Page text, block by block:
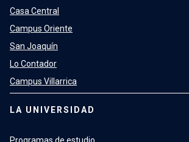
Casa Central
Campus Oriente
San Joaquín
Lo Contador
Campus Villarrica
LA UNIVERSIDAD
Programas de estudio